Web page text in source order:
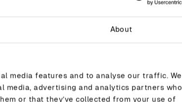
About
media features and to analyse our traffic. We
media, advertising and analytics partners who
or that they’ve collected from your use of